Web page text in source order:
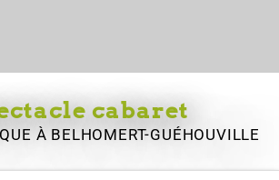
cabaret
À BELHOMERT-GUÉHOUVILLE